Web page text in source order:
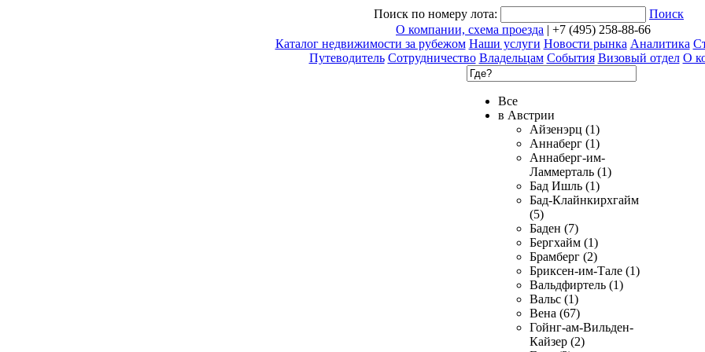
Поиск по номеру лота:
Поиск
О компании, схема проезда | +7 (495) 258-88-66
Каталог недвижимости за рубежом Наши услуги Новости рынка Аналитика
Путеводитель Сотрудничество Владельцам События Визовый отдел О
Все
в Австрии
Айзенэрц (1)
Аннаберг (1)
Аннаберг-им-
Ламмерталь (1)
Бад Ишль (1)
Бад-Клайнкирхгайм
(5)
Баден (7)
Бергхайм (1)
Брамберг (2)
Бриксен-им-Тале (1)
Вальдфиртель (1)
Вальс (1)
Вена (67)
Гойнг-ам-Вильден-
Кайзер (2)